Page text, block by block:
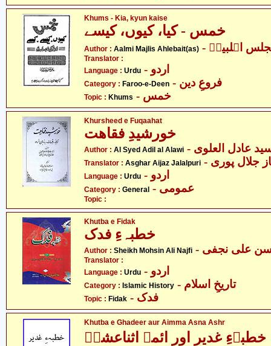
Khums - Kia, kyun kaise
خمس - کیا، کیوں، کیسے
Author : Aalmi Majlis Ahlebait(as) اہلبیتؑ
Translator :
Language : Urdu - اردو
Category : Faroo-e-Deen - فروعِ دین
Topic : Khums - خمس
Khursheed e Fuqaahat
خورشیدِ فقاھت
Author : Al Syed Adil al Alawi عادل العلوی
Translator : Asghar Aijaz Jalalpuri جلال پوری
Language : Urdu - اردو
Category : General - عمومی
Topic :
Khutba e Fidak
خطبہءِ فدک
Author : Sheikh Mohsin Ali Najfi علی نجفی
Translator :
Language : Urdu - اردو
Category : Islamic History - تاریخِ اسلام
Topic : Fidak - فدک
Khutba e Ghadeer aur Aimma Asna Ashr
خطبہءِ غدیر اور ائمہ اثناعشرؑ